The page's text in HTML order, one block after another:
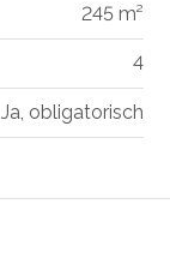
245 m²
4
Ja, obligatorisch